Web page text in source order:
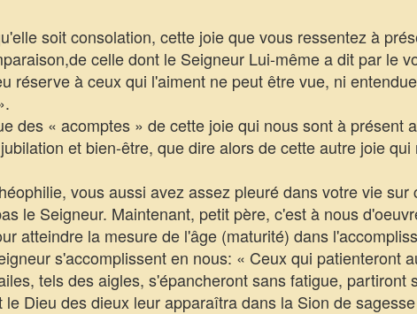
soit consolation, cette joie que vous ressentez à
celle dont le Seigneur Lui-même a dit par le
réserve à ceux qui l'aiment ne peut être vue, ni
des « acomptes » de cette joie qui nous sont à présent
et bien-être, que dire alors de cette autre joie
vous aussi avez assez pleuré dans votre vie sur
le Seigneur. Maintenant, petit père, c'est à nous
atteindre la mesure de l'âge (maturité) dans
s'accomplissent en nous: « Ceux qui patienteront
tels des aigles, s'épancheront sans fatigue,
le Dieu des dieux leur apparaîtra dans la Sion de